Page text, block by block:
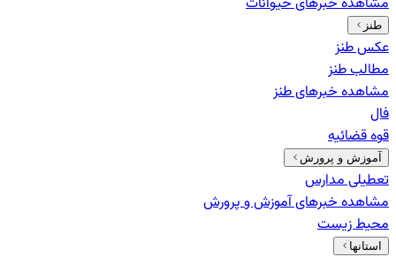
طنز
عکس طنز
مطالب طنز
مشاهده خبرهایطنز
فال
قوه قضائیه
آموزش و پرورش
تعطیلی مدارس
مشاهده خبرهایآموزش و پرورش
محیط زیست
استانها